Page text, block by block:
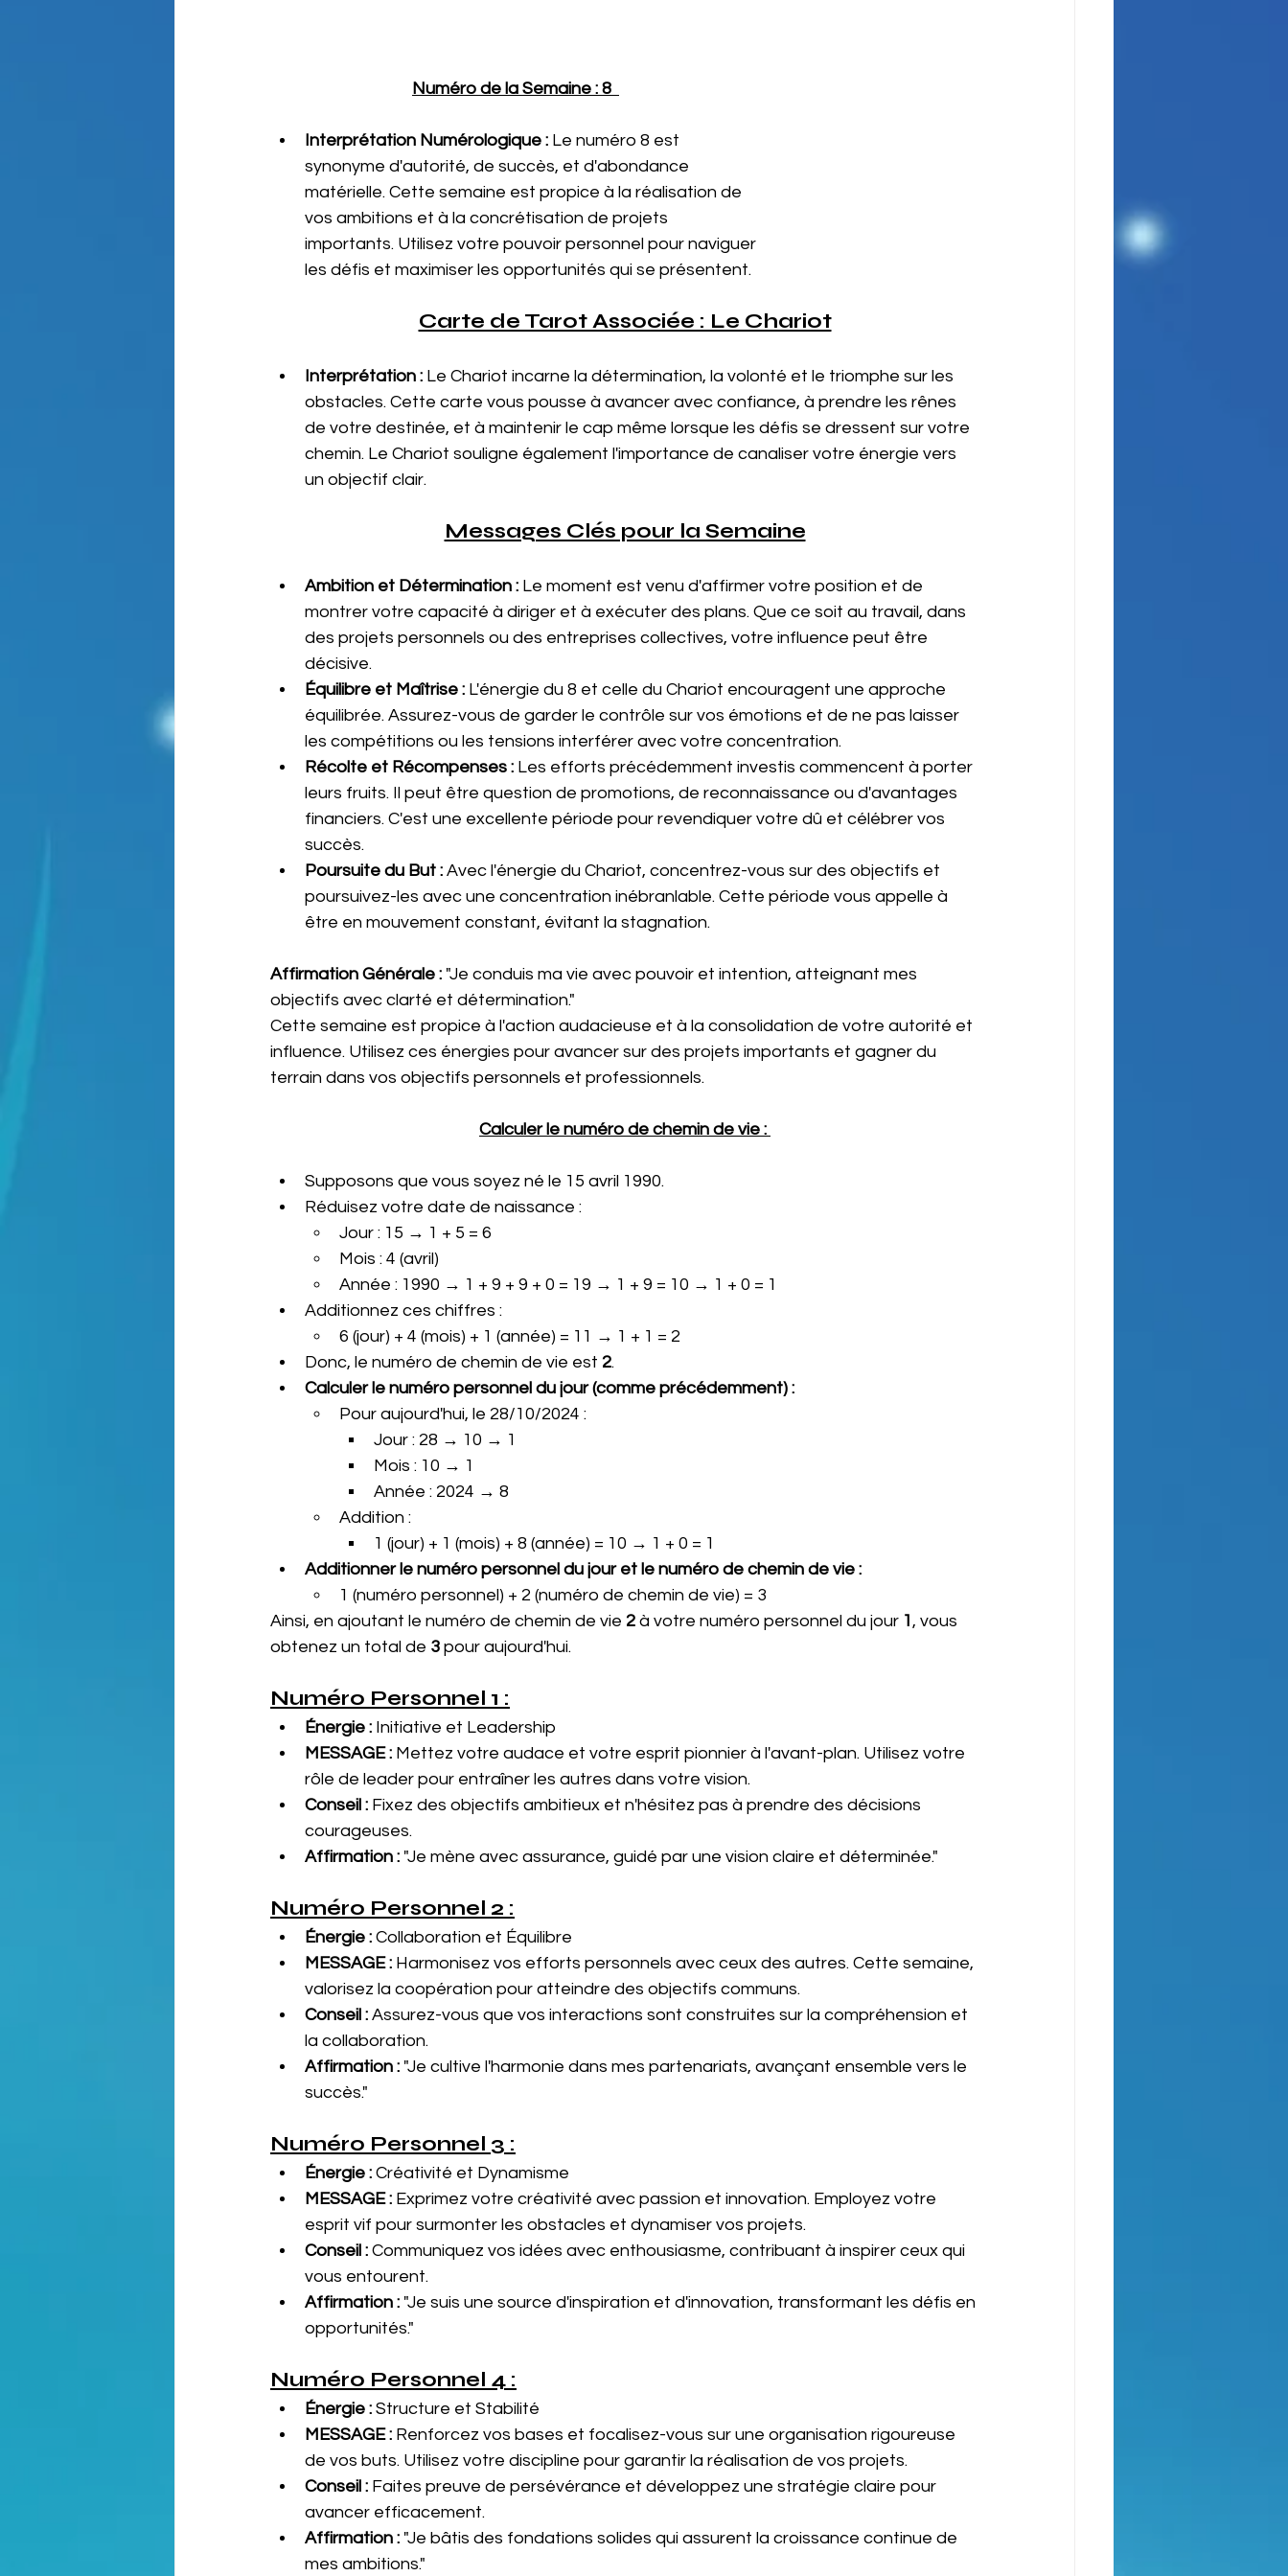
Numéro de la Semaine : 8
Interprétation Numérologique : Le numéro 8 est
synonyme d'autorité, de succès, et d'abondance
matérielle. Cette semaine est propice à la réalisation de
vos ambitions et à la concrétisation de projets
importants. Utilisez votre pouvoir personnel pour naviguer
les défis et maximiser les opportunités qui se présentent.
Carte de Tarot Associée : Le Chariot
Interprétation : Le Chariot incarne la détermination, la volonté et le triomphe sur les
obstacles. Cette carte vous pousse à avancer avec confiance, à prendre les rênes
de votre destinée, et à maintenir le cap même lorsque les défis se dressent sur votre
chemin. Le Chariot souligne également l'importance de canaliser votre énergie vers
un objectif clair.
Messages Clés pour la Semaine
Ambition et Détermination : Le moment est venu d'affirmer votre position et de
montrer votre capacité à diriger et à exécuter des plans. Que ce soit au travail, dans
des projets personnels ou des entreprises collectives, votre influence peut être
décisive.
Équilibre et Maîtrise : L'énergie du 8 et celle du Chariot encouragent une approche
équilibrée. Assurez-vous de garder le contrôle sur vos émotions et de ne pas laisser
les compétitions ou les tensions interférer avec votre concentration.
Récolte et Récompenses : Les efforts précédemment investis commencent à porter
leurs fruits. Il peut être question de promotions, de reconnaissance ou d'avantages
financiers. C'est une excellente période pour revendiquer votre dû et célébrer vos
succès.
Poursuite du But : Avec l'énergie du Chariot, concentrez-vous sur des objectifs et
poursuivez-les avec une concentration inébranlable. Cette période vous appelle à
être en mouvement constant, évitant la stagnation.
Affirmation Générale : "Je conduis ma vie avec pouvoir et intention, atteignant mes
objectifs avec clarté et détermination."
Cette semaine est propice à l'action audacieuse et à la consolidation de votre autorité et
influence. Utilisez ces énergies pour avancer sur des projets importants et gagner du
terrain dans vos objectifs personnels et professionnels.
Calculer le numéro de chemin de vie :
Supposons que vous soyez né le 15 avril 1990.
Réduisez votre date de naissance :
Jour : 15 → 1 + 5 = 6
Mois : 4 (avril)
Année : 1990 → 1 + 9 + 9 + 0 = 19 → 1 + 9 = 10 → 1 + 0 = 1
Additionnez ces chiffres :
6 (jour) + 4 (mois) + 1 (année) = 11 → 1 + 1 = 2
Donc, le numéro de chemin de vie est 2.
Calculer le numéro personnel du jour (comme précédemment) :
Pour aujourd'hui, le 28/10/2024 :
Jour : 28 → 10 → 1
Mois : 10 → 1
Année : 2024 → 8
Addition :
1 (jour) + 1 (mois) + 8 (année) = 10 → 1 + 0 = 1
Additionner le numéro personnel du jour et le numéro de chemin de vie :
1 (numéro personnel) + 2 (numéro de chemin de vie) = 3
Ainsi, en ajoutant le numéro de chemin de vie 2 à votre numéro personnel du jour 1 , vous
obtenez un total de 3 pour aujourd'hui.
Numéro Personnel 1 :
Énergie : Initiative et Leadership
MESSAGE : Mettez votre audace et votre esprit pionnier à l'avant-plan. Utilisez votre
rôle de leader pour entraîner les autres dans votre vision.
Conseil : Fixez des objectifs ambitieux et n'hésitez pas à prendre des décisions
courageuses.
Affirmation : "Je mène avec assurance, guidé par une vision claire et déterminée."
Numéro Personnel 2 :
Énergie : Collaboration et Équilibre
MESSAGE : Harmonisez vos efforts personnels avec ceux des autres. Cette semaine,
valorisez la coopération pour atteindre des objectifs communs.
Conseil : Assurez-vous que vos interactions sont construites sur la compréhension et
la collaboration.
Affirmation : "Je cultive l'harmonie dans mes partenariats, avançant ensemble vers le
succès."
Numéro Personnel 3 :
Énergie : Créativité et Dynamisme
MESSAGE : Exprimez votre créativité avec passion et innovation. Employez votre
esprit vif pour surmonter les obstacles et dynamiser vos projets.
Conseil : Communiquez vos idées avec enthousiasme, contribuant à inspirer ceux qui
vous entourent.
Affirmation : "Je suis une source d'inspiration et d'innovation, transformant les défis en
opportunités."
Numéro Personnel 4 :
Énergie : Structure et Stabilité
MESSAGE : Renforcez vos bases et focalisez-vous sur une organisation rigoureuse
de vos buts. Utilisez votre discipline pour garantir la réalisation de vos projets.
Conseil : Faites preuve de persévérance et développez une stratégie claire pour
avancer efficacement.
Affirmation : "Je bâtis des fondations solides qui assurent la croissance continue de
mes ambitions."